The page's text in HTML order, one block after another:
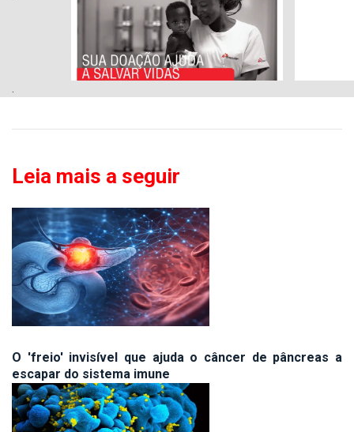
Leia mais a seguir
O 'freio' invisível que ajuda o câncer de pâncreas a
escapar do sistema imune